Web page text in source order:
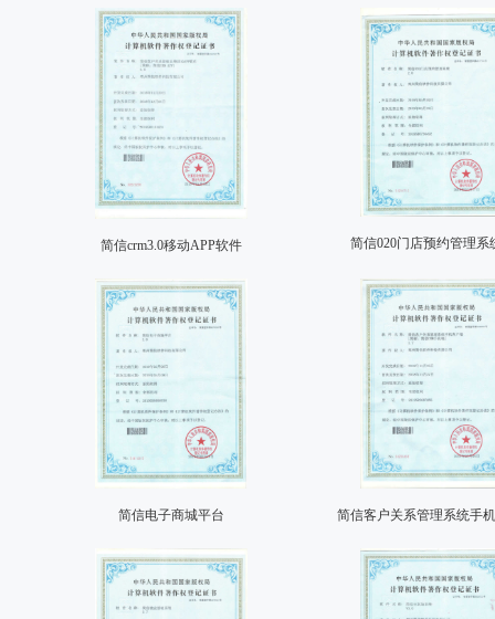
简信crm3.0移动APP软件 简信020门店预约管理系
简信电子商城平台 简信客户关系管理系统手